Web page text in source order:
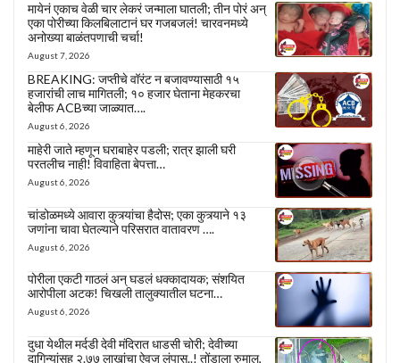
मायेनं एकाच वेळी चार लेकरं जन्माला घातली; तीन पोरं अन्
एका पोरीच्या किलबिलाटानं घर गजबजलं! चारवनमध्ये
अनोख्या बाळंतपणाची चर्चा!
August 7, 2026
BREAKING: जप्तीचे वॉरंट न बजावण्यासाठी १५
हजारांची लाच मागितली; १० हजार घेताना मेहकरचा
बेलीफ ACBच्या जाळ्यात….
August 6, 2026
माहेरी जाते म्हणून घराबाहेर पडली; रात्र झाली घरी
परतलीच नाही! विवाहिता बेपत्ता…
August 6, 2026
चांडोळमध्ये आवारा कुत्र्यांचा हैदोस; एका कुत्र्याने १३
जणांना चावा घेतल्याने परिसरात वातावरण ….
August 6, 2026
पोरीला एकटी गाठलं अन् घडलं धक्कादायक; संशयित
आरोपीला अटक! चिखली तालुक्यातील घटना…
August 6, 2026
दुधा येथील मर्दडी देवी मंदिरात धाडसी चोरी; देवीच्या
दागिन्यांसह २.७७ लाखांचा ऐवज लंपास..! तोंडाला रुमाल,